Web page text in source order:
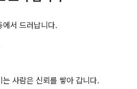
에서 드러납니다.
사람은 신뢰를 쌓아 갑니다.